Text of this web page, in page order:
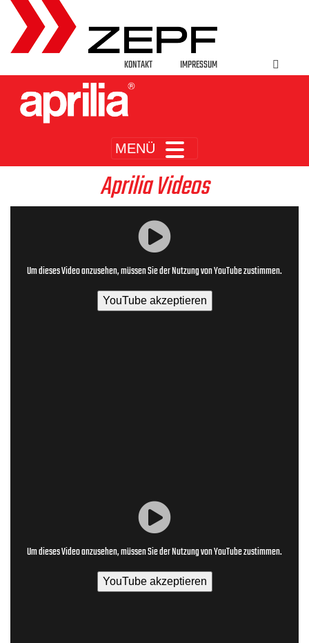
KONTAKT IMPRESSUM
MENÜ
Aprilia Videos
Um dieses Video anzusehen, müssen Sie der Nutzung von YouTube zustimmen.
YouTube akzeptieren
Um dieses Video anzusehen, müssen Sie der Nutzung von YouTube zustimmen.
YouTube akzeptieren